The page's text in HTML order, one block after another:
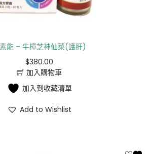
能 – 牛樟芝神仙菜(護肝)
$380.00
加入購物車
加入到收藏清單
Add to Wishlist